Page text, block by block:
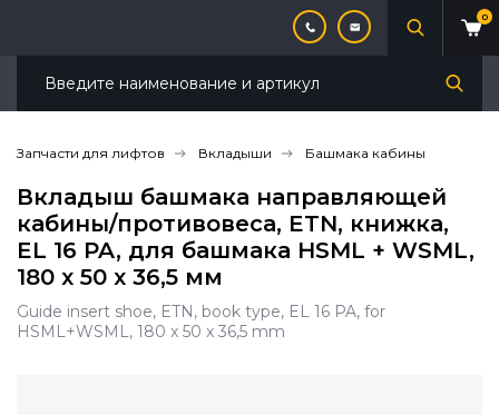
0
Запчасти для лифтов Вкладыши Башмака кабины
Вкладыш башмака направляющей
кабины/противовеса, ETN, книжка,
EL 16 PA, для башмака HSML + WSML,
180 x 50 x 36,5 мм
Guide insert shoe, ETN, book type, EL 16 PA, for
HSML+WSML, 180 x 50 x 36,5 mm